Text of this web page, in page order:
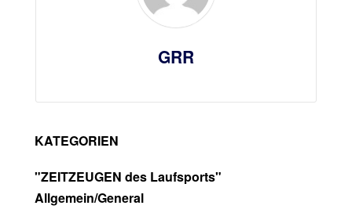
GRR
KATEGORIEN
"ZEITZEUGEN des Laufsports"
Allgemein/General